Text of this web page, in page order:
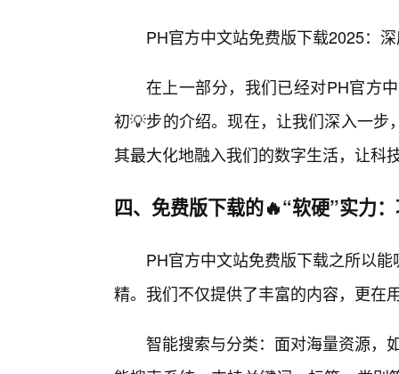
PH官方中文站免费版下载2025：
在上一部分，我们已经对PH官方
初💡步的介绍。现在，让我们深入一
其最大化地融入我们的数字生活，让科
四、免费版下载的🔥“软硬”实力
PH官方中文站免费版下载之所以
精。我们不仅提供了丰富的内容，更在
智能搜索与分类：面对海量资源，